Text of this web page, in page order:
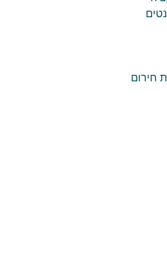
חירום